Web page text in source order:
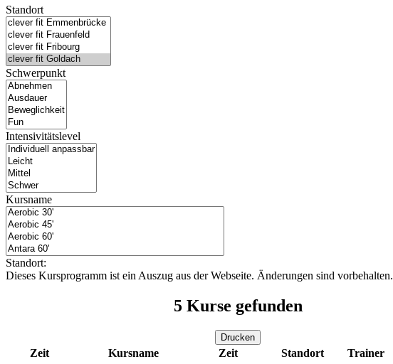
Standort
Schwerpunkt
Intensivitätslevel
Kursname
Standort:
Dieses Kursprogramm ist ein Auszug aus der Webseite. Änderungen sind vorbehalten.
5Kurse gefunden
Drucken
Zeit Kursname Zeit Standort Trainer